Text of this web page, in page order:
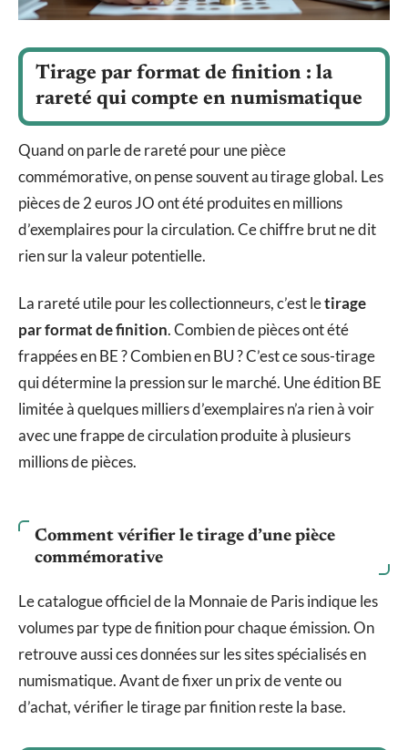
Tirage par format de finition : la
rareté qui compte en numismatique
Quand on parle de rareté pour une pièce
commémorative, on pense souvent au tirage global. Les
pièces de 2 euros JO ont été produites en millions
d’exemplaires pour la circulation. Ce chiffre brut ne dit
rien sur la valeur potentielle.
La rareté utile pour les collectionneurs, c’est letirage
par format de finition. Combien de pièces ont été
frappées en BE ? Combien en BU ? C’est ce sous-tirage
qui détermine la pression sur le marché. Une édition BE
limitée à quelques milliers d’exemplaires n’a rien à voir
avec une frappe de circulation produite à plusieurs
millions de pièces.
Comment vérifier le tirage d’une pièce
commémorative
Le catalogue officiel de la Monnaie de Paris indique les
volumes par type de finition pour chaque émission. On
retrouve aussi ces données sur les sites spécialisés en
numismatique. Avant de fixer un prix de vente ou
d’achat, vérifier le tirage par finition reste la base.